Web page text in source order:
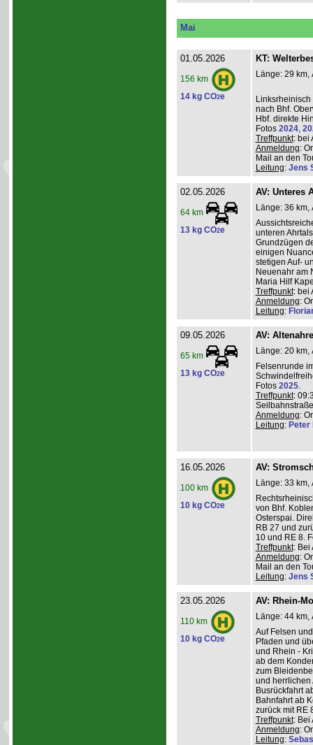
Mai
01.05.2026
156 km
14 kg CO2e
KT:
Länge: 29 km,
nach Bhf.
Hbf. direkte
Fotos 2024,
Treffpunkt: bei
Anmeldung:
Mail an den
Leitung: Jens
02.05.2026
64 km
13 kg CO2e
AV: Unteres
Länge: 36 km,
unteren
Grundzügen
einigen
stetigen Auf-
Neuenahr am
Maria Hilf
Treffpunkt: bei
Anmeldung:
Leitung:
09.05.2026
65 km
13 kg CO2e
AV:
Länge: 20 km,
Felsenrunde
Fotos 2025.
Treffpunkt:
Anmeldung:
Leitung: Peter
16.05.2026
100 km
10 kg CO2e
AV:
Länge: 33 km,
von Bhf.
Osterspai.
RB 27 und
10 und RE 8.
Treffpunkt: Bei
Anmeldung:
Mail an den
Leitung: Jens
23.05.2026
110 km
10 kg CO2e
AV: Rhein-
Länge: 44 km,
Auf Felsen
Pfaden und
und Rhein -
ab dem
zum
und herrlichen
Busrückfahrt
Bahnfahrt ab
zurück mit RE
Treffpunkt: Bei
Anmeldung:
Leitung: